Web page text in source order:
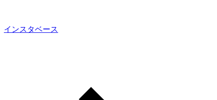
インスタベース